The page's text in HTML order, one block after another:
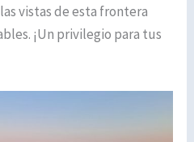
vistas de esta frontera
¡Un privilegio para tus